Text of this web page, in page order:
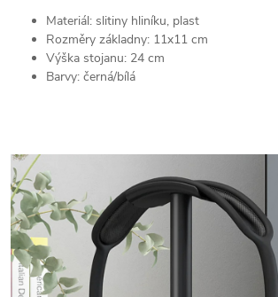
Materiál: slitiny hliníku, plast
Rozměry základny: 11x11 cm
Výška stojanu: 24 cm
Barvy: černá/bílá